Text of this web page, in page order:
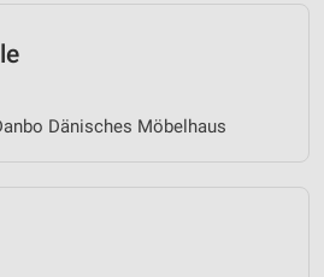
Dänisches Möbelhaus